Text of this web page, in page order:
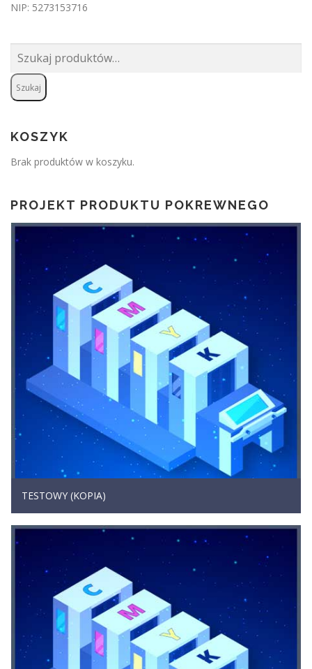
NIP: 5273153716
Szukaj:
Szukaj
KOSZYK
Brak produktów w koszyku.
PROJEKT PRODUKTU POKREWNEGO
TESTOWY (KOPIA)